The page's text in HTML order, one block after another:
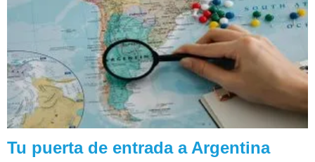
Tu puerta de entrada a Argentina